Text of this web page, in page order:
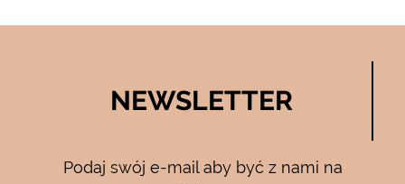
NEWSLETTER
Podaj swój e-mail aby być z nami na